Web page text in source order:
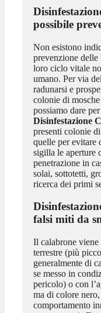
possibile
Non esistono
prevenzione
loro ciclo vitale
umano. Per via
radunarsi e
colonie di
possiamo dare
Disinfestazione
presenti colonie
quelle per evitare
sigilla le aperture
penetrazione in
solai, sottotetti,
ricerca dei primi
falsi miti da
Il calabrone
terrestre (più
generalmente di
se messo in
pericolo) o con
ma di colore
comportamento